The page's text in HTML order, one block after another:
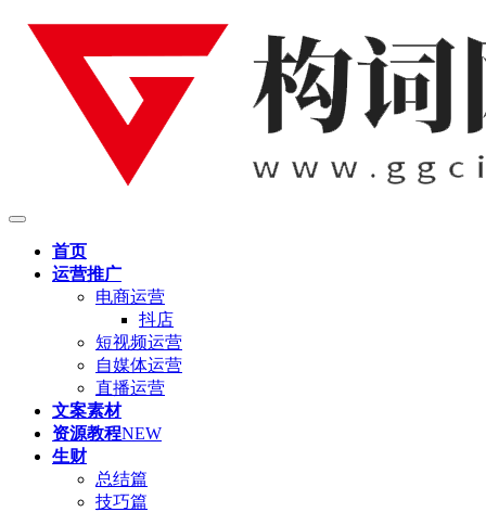
首页
运营推广
电商运营
抖店
短视频运营
自媒体运营
直播运营
文案素材
资源教程NEW
生财
总结篇
技巧篇